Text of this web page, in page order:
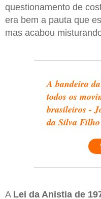
questionamento de
era bem a pauta que
mas acabou
A bandeira
todos os
brasileiros -
da Silva Filho
A Lei da Anistia de